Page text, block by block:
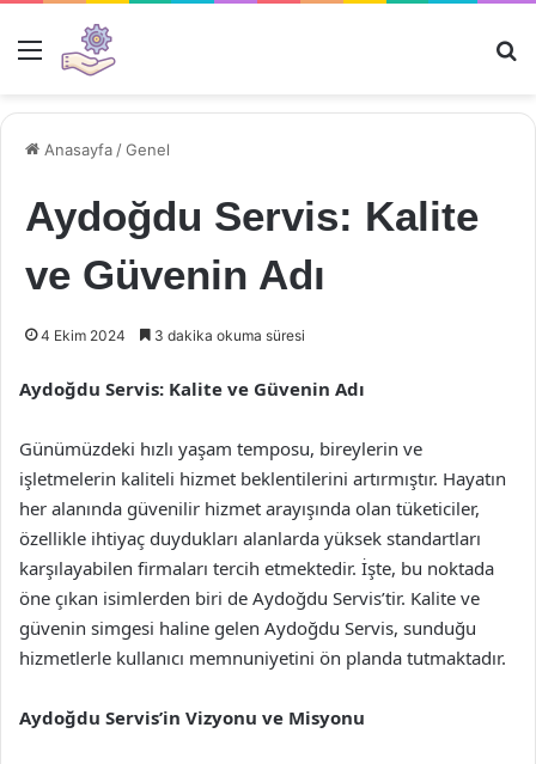
Menü
Anasayfa /Genel
Aydoğdu Servis: Kalite
ve Güvenin Adı
4 Ekim 2024 3 dakika okuma süresi
Aydoğdu Servis: Kalite ve Güvenin Adı
Günümüzdeki hızlı yaşam temposu, bireylerin ve
işletmelerin kaliteli hizmet beklentilerini artırmıştır. Hayatın
her alanında güvenilir hizmet arayışında olan tüketiciler,
özellikle ihtiyaç duydukları alanlarda yüksek standartları
karşılayabilen firmaları tercih etmektedir. İşte, bu noktada
öne çıkan isimlerden biri de Aydoğdu Servis’tir. Kalite ve
güvenin simgesi haline gelen Aydoğdu Servis, sunduğu
hizmetlerle kullanıcı memnuniyetini ön planda tutmaktadır.
Aydoğdu Servis’in Vizyonu ve Misyonu